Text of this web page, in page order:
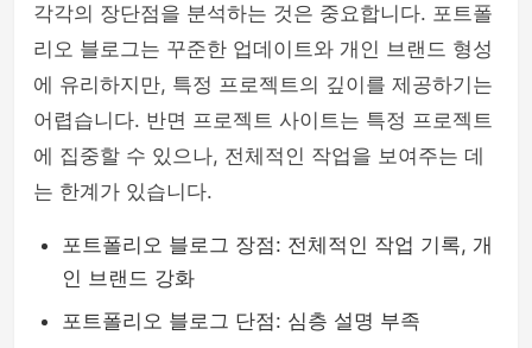
각각의 장단점을 분석하는 것은 중요합니다. 포트폴
리오 블로그는 꾸준한 업데이트와 개인 브랜드 형성
에 유리하지만, 특정 프로젝트의 깊이를 제공하기는
어렵습니다. 반면 프로젝트 사이트는 특정 프로젝트
에 집중할 수 있으나, 전체적인 작업을 보여주는 데
는 한계가 있습니다.
포트폴리오 블로그 장점: 전체적인 작업 기록, 개
인 브랜드 강화
포트폴리오 블로그 단점: 심층 설명 부족